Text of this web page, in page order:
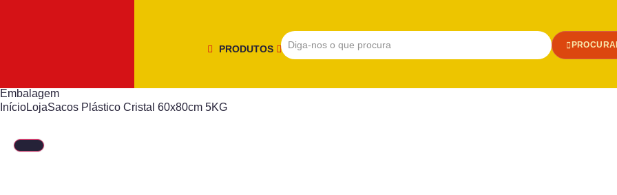
PRODUTOS
Embalagem
InícioLojaSacos Plástico Cristal 60x80cm 5KG